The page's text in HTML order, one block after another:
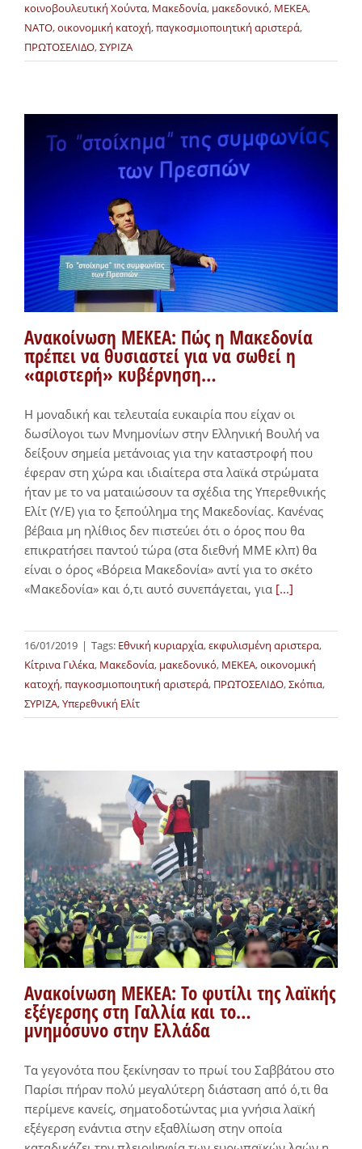
κοινοβουλευτική Χούντα, Μακεδονία, μακεδονικό, ΜΕΚΕΑ,
ΝΑΤΟ,οικονομική κατοχή,παγκοσμιοποιητική αριστερά,
ΠΡΩΤΟΣΕΛΙΔΟ,ΣΥΡΙΖΑ
Ανακοίνωση ΜΕΚΕΑ: Πώς η Μακεδονία
πρέπει να θυσιαστεί για να σωθεί η
«αριστερή» κυβέρνηση…
Η μοναδική και τελευταία ευκαιρία που είχαν οι
δωσίλογοι των Μνημονίων στην Ελληνική Βουλή να
δείξουν σημεία μετάνοιας για την καταστροφή που
έφεραν στη χώρα και ιδιαίτερα στα λαϊκά στρώματα
ήταν με το να ματαιώσουν τα σχέδια της Υπερεθνικής
Ελίτ (Υ/Ε) για το ξεπούλημα της Μακεδονίας. Κανένας
βέβαια μη ηλίθιος δεν πιστεύει ότι ο όρος που θα
επικρατήσει παντού τώρα (στα διεθνή ΜΜΕ κλπ) θα
είναι ο όρος «Βόρεια Μακεδονία» αντί για το σκέτο
«Μακεδονία» και ό,τι αυτό συνεπάγεται, για [...]
16/01/2019 | Tags: Εθνική κυριαρχία,εκφυλισμένη αριστερα,
Κίτρινα Γιλέκα, Μακεδονία, μακεδονικό, ΜΕΚΕΑ,οικονομική
κατοχή,παγκοσμιοποιητική αριστερά, ΠΡΩΤΟΣΕΛΙΔΟ,Σκόπια,
ΣΥΡΙΖΑ,Υπερεθνική Ελίτ
Ανακοίνωση ΜΕΚΕΑ: Το φυτίλι της λαϊκής
εξέγερσης στη Γαλλία και το…
μνημόσυνο στην Ελλάδα
Τα γεγονότα που ξεκίνησαν το πρωί του Σαββάτου στο
Παρίσι πήραν πολύ μεγαλύτερη διάσταση από ό,τι θα
περίμενε κανείς, σηματοδοτώντας μια γνήσια λαϊκή
εξέγερση ενάντια στην εξαθλίωση στην οποία